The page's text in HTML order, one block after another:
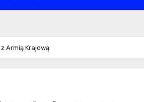
Armią Krajową